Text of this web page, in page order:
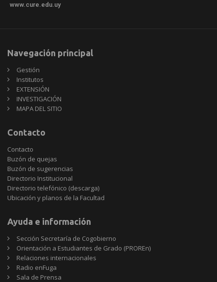
www.cure.edu.uy
Navegación principal
Gestión
Institutos
EXTENSIÓN
INVESTIGACIÓN
MAPA DEL SITIO
Contacto
Contacto
Buzón de quejas
Buzón de sugerencias
Directorio Institucional
Directorio telefónico (descarga)
Ubicación y planos de la Facultad
Ayuda e información
Sección Secretaría de Cogobierno
Orientación a Estudiantes de Grado (PROREn)
Relaciones internacionales
Radio enFuga
Sala de Prensa